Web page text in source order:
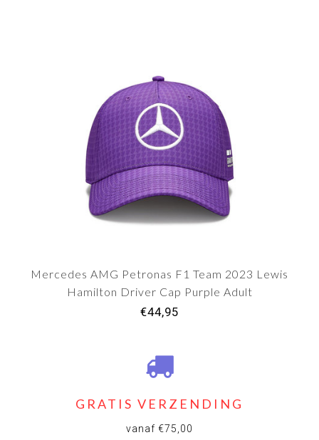
Mercedes AMG Petronas F1 Team 2023 Lewis
Hamilton Driver Cap Purple Adult
€44,95
GRATIS VERZENDING
vanaf €75,00